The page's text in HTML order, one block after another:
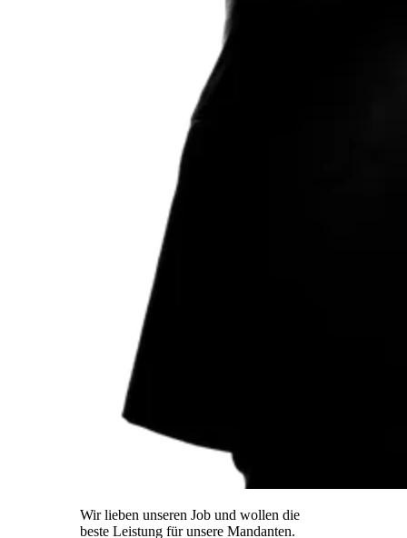
Wir lieben unseren Job und wollen die
beste Leistung für unsere Mandanten.